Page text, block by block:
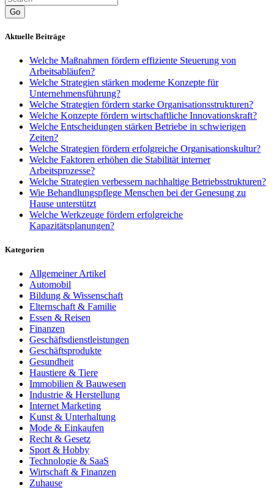
Go
Aktuelle Beiträge
Welche Maßnahmen fördern effiziente Steuerung von
Arbeitsabläufen?
Welche Strategien stärken moderne Konzepte für
Unternehmensführung?
Welche Strategien fördern starke Organisationsstrukturen?
Welche Konzepte fördern wirtschaftliche Innovationskraft?
Welche Entscheidungen stärken Betriebe in schwierigen
Zeiten?
Welche Strategien fördern erfolgreiche Organisationskultur?
Welche Faktoren erhöhen die Stabilität interner
Arbeitsprozesse?
Welche Strategien verbessern nachhaltige Betriebsstrukturen?
Wie Behandlungspflege Menschen bei der Genesung zu
Hause unterstützt
Welche Werkzeuge fördern erfolgreiche
Kapazitätsplanungen?
Kategorien
Allgemeiner Artikel
Automobil
Bildung & Wissenschaft
Elternschaft & Familie
Essen & Reisen
Finanzen
Geschäftsdienstleistungen
Geschäftsprodukte
Gesundheit
Haustiere & Tiere
Immobilien & Bauwesen
Industrie & Herstellung
Internet Marketing
Kunst & Unterhaltung
Mode & Einkaufen
Recht & Gesetz
Sport & Hobby
Technologie & SaaS
Wirtschaft & Finanzen
Zuhause